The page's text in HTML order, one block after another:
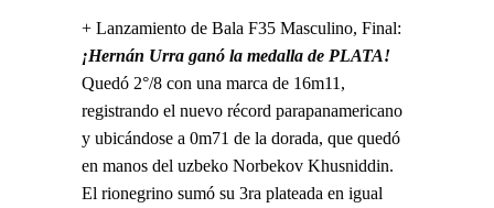
+ Lanzamiento de Bala F35 Masculino, Final:
¡Hernán Urra ganó la medalla de PLATA!
Quedó 2°/8 con una marca de 16m11,
registrando el nuevo récord parapanamericano
y ubicándose a 0m71 de la dorada, que quedó
en manos del uzbeko Norbekov Khusniddin.
El rionegrino sumó su 3ra plateada en igual